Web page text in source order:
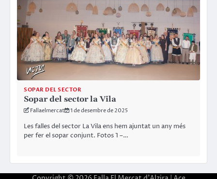
SOPAR DEL SECTOR
Sopar del sector la Vila
Fallaelmercat 1 de desembre de 2025
Les falles del sector La Vila ens hem ajuntat un any més
per fer el sopar conjunt. Fotos 1 –…